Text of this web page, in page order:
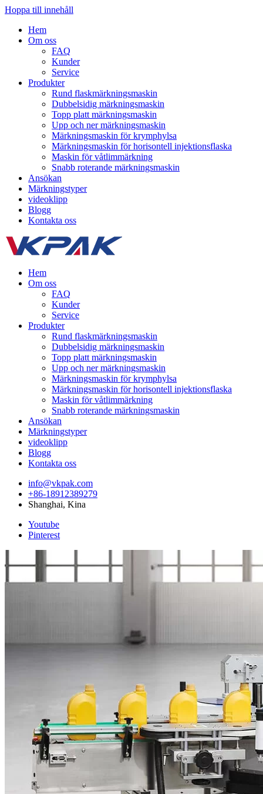
Hoppa till innehåll
Hem
Om oss
FAQ
Kunder
Service
Produkter
Rund flaskmärkningsmaskin
Dubbelsidig märkningsmaskin
Topp platt märkningsmaskin
Upp och ner märkningsmaskin
Märkningsmaskin för krymphylsa
Märkningsmaskin för horisontell injektionsflaska
Maskin för våtlimmärkning
Snabb roterande märkningsmaskin
Ansökan
Märkningstyper
videoklipp
Blogg
Kontakta oss
Hem
Om oss
FAQ
Kunder
Service
Produkter
Rund flaskmärkningsmaskin
Dubbelsidig märkningsmaskin
Topp platt märkningsmaskin
Upp och ner märkningsmaskin
Märkningsmaskin för krymphylsa
Märkningsmaskin för horisontell injektionsflaska
Maskin för våtlimmärkning
Snabb roterande märkningsmaskin
Ansökan
Märkningstyper
videoklipp
Blogg
Kontakta oss
info@vkpak.com
+86-18912389279
Shanghai, Kina
Youtube
Pinterest